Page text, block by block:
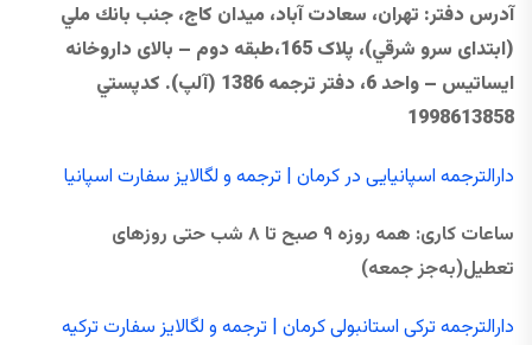
آدرس دفتر: تهران، سعادت آباد، ميدان كاج، جنب بانك ملي
(ابتدای سرو شرقي)، پلاک 165،طبقه دوم – بالای داروخانه
ایساتیس – واحد 6، دفتر ترجمه 1386 (آلپ). كدپستي
1998613858
دارالترجمه اسپانیایی در کرمان | ترجمه و لگالایز سفارت اسپانیا
ساعات کاری: همه ‌روزه ۹ صبح تا ۸ شب حتی روزهای
تعطیل(به‌جز جمعه)
دارالترجمه ترکی استانبولی کرمان | ترجمه و لگالایز سفارت ترکیه